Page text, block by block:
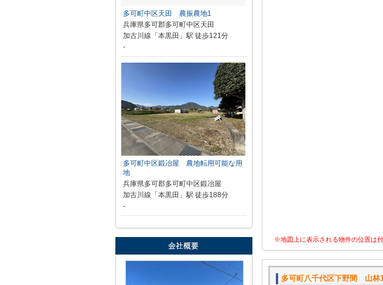
※地図上に表示される物件の位置は
多可町八千代区下野間 山林
多可町中区天田 農振農地1
兵庫県多可郡多可町中区天田
加古川線「本黒田」駅 徒歩121分
-
多可町中区鍛冶屋 農地転用可能な用
地
兵庫県多可郡多可町中区鍛冶屋
加古川線「本黒田」駅 徒歩188分
-